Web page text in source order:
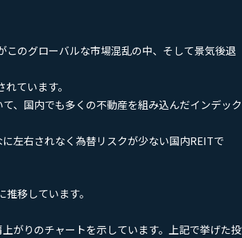
のグローバルな市場混乱の中、そして景気後退
ています。
、国内でも多くの不動産を組み込んだインデック
左右されなく為替リスクが少ない国内REITで
移しています。
がりのチャートを示しています。上記で挙げた投